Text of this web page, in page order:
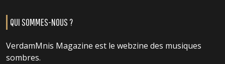
QUI SOMMES-NOUS ?
VerdamMnis Magazine est le webzine des musiques
sombres.